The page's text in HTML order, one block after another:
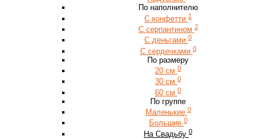
По наполнителю
С конфетти 1
С серпантином 2
С деньгами 0
С сердечками 0
По размеру
20 см 0
30 см 0
60 см 0
По группе
Маленькие 0
Большие 0
На Свадьбу 0